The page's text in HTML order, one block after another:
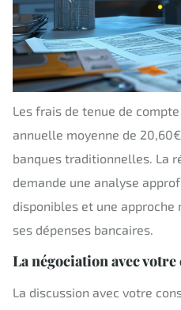
Les frais de tenue de
annuelle moyenne de
banques traditionnelles. La
demande une analyse
disponibles et une
ses dépenses bancaires.
La négociation avec
La discussion avec votre